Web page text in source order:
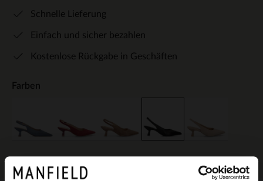
Schnelle Lieferung
Einfach und sicher bezahlen
Kostenlose Rückgabe in Geschäften
Farben